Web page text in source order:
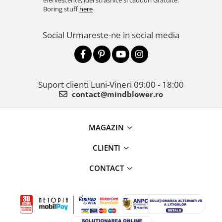
Boring stuffhere
Social Urmareste-ne in social media
Suport clienti Luni-Vineri 09:00 - 18:00
contact@mindblower.ro
MAGAZIN
CLIENTI
CONTACT